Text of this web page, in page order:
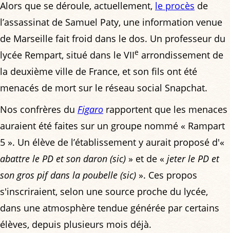
Alors que se déroule, actuellement, le procès de
l’assassinat de Samuel Paty, une information venue
de Marseille fait froid dans le dos. Un professeur du
lycée Rempart, situé dans le VIIe arrondissement de
la deuxième ville de France, et son fils ont été
menacés de mort sur le réseau social Snapchat.
Nos confrères du Figaro rapportent que les menaces
auraient été faites sur un groupe nommé « Rampart
5 ». Un élève de l’établissement y aurait proposé d'«
abattre le PD et son daron (sic) » et de « jeter le PD et
son gros pif dans la poubelle (sic) ». Ces propos
s'inscriraient, selon une source proche du lycée,
dans une atmosphère tendue générée par certains
élèves, depuis plusieurs mois déjà.